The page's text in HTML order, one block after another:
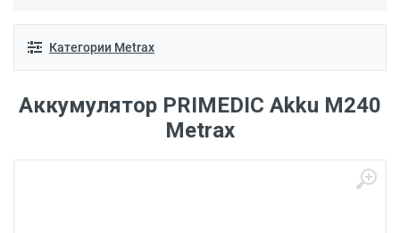
Категории Metrax
Аккумулятор PRIMEDIC Akku M240
Metrax